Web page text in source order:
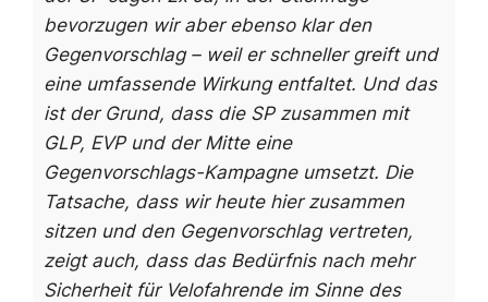
bevorzugen wir aber ebenso klar den
Gegenvorschlag – weil er schneller greift und
eine umfassende Wirkung entfaltet. Und das
ist der Grund, dass die SP zusammen mit
GLP, EVP und der Mitte eine
Gegenvorschlags-Kampagne umsetzt. Die
Tatsache, dass wir heute hier zusammen
sitzen und den Gegenvorschlag vertreten,
zeigt auch, dass das Bedürfnis nach mehr
Sicherheit für Velofahrende im Sinne des